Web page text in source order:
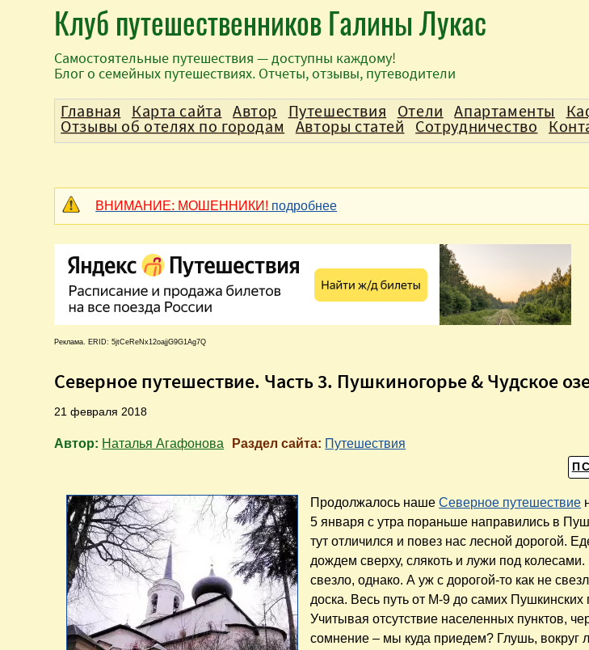
Клуб путешественников Галины Лукас
Самостоятельные путешествия — доступны каждому!
Блог о семейных путешествиях. Отчеты, отзывы, путеводители
ВНИМАНИЕ: МОШЕННИКИ! подробнее
Реклама. ERID: 5jtCeReNx12oajjG9G1Ag7Q
Северное путешествие. Часть 3. Пушкиногорье & Чудское
21 февраля 2018
Автор: Наталья Агафонова Раздел сайта: Путешествия
Продолжалось нашеСеверное путешествие
5 января с утра пораньше направились в
тут отличился и повез нас лесной дорогой.
дождем сверху, слякоть и лужи под
свезло, однако. А уж с дорогой-то как не
доска. Весь путь от М-9 до самих Пушкинских
Учитывая отсутствие населенных пунктов,
сомнение – мы куда приедем? Глушь, вокруг
Главная Карта сайта Автор Путешествия Отели Апартаменты
Отзывы об отелях по городам Авторы статей Сотрудничество